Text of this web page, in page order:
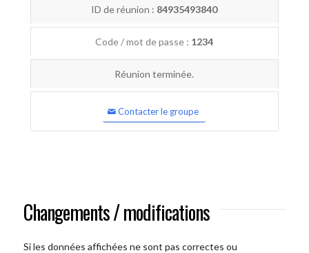
ID de réunion : 84935493840
Code / mot de passe : 1234
Réunion terminée.
Contacter le groupe
Changements / modifications
Si les données affichées ne sont pas correctes ou